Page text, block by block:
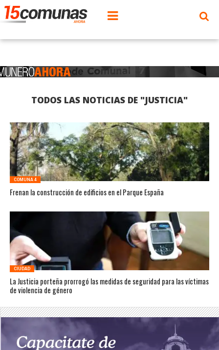
TODOS LAS NOTICIAS DE "JUSTICIA"
COMUNA 4
Frenan la construcción de edificios en el Parque España
CIUDAD
La Justicia porteña prorrogó las medidas de seguridad para las víctimas
de violencia de género